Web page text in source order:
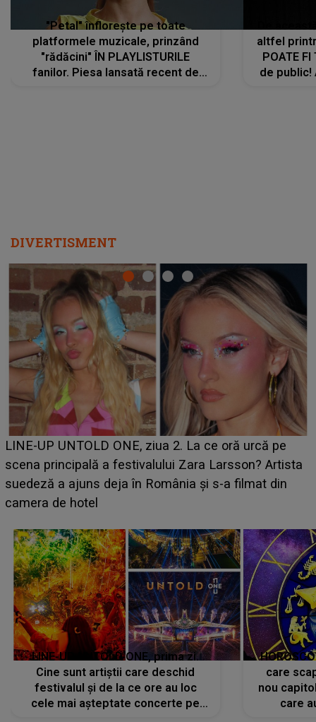
"Petal" înflorește pe toate
platformele muzicale, prinzând
"rădăcini" ÎN PLAYLISTURILE
fanilor. Piesa lansată recent de
altfel
POATE FI
de public!
DIVERTISMENT
Ce a dezvăluit noua concurentă din "Casa Iubirii" l-a
luat prin surprindere pe Emanuel. CINE ESTE
BĂIATUL VIZAT de Alexandra?! Aflându-se în fața
faptului împlinit, A RECUNOSCUT IMEDIAT: "Am
LINE-UP UNTOLD ONE, prima zi.
Cine sunt artiștii care deschid
festivalul și de la ce ore au loc
cele mai așteptate concerte pe
care
nou
care